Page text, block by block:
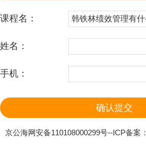
课程名：
姓名：
手机：
京公海网安备110108000299号--ICP备案：